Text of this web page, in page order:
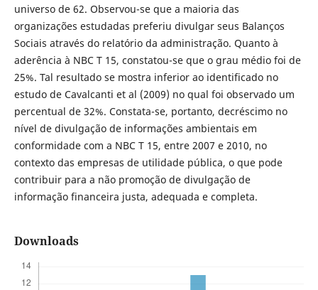
universo de 62. Observou-se que a maioria das
organizações estudadas preferiu divulgar seus Balanços
Sociais através do relatório da administração. Quanto à
aderência à NBC T 15, constatou-se que o grau médio foi de
25%. Tal resultado se mostra inferior ao identificado no
estudo de Cavalcanti et al (2009) no qual foi observado um
percentual de 32%. Constata-se, portanto, decréscimo no
nível de divulgação de informações ambientais em
conformidade com a NBC T 15, entre 2007 e 2010, no
contexto das empresas de utilidade pública, o que pode
contribuir para a não promoção de divulgação de
informação financeira justa, adequada e completa.
Downloads